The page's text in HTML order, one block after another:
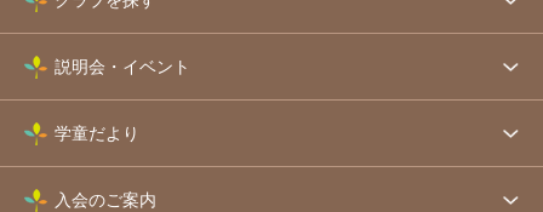
説明会・イベント
学童だより
入会のご案内